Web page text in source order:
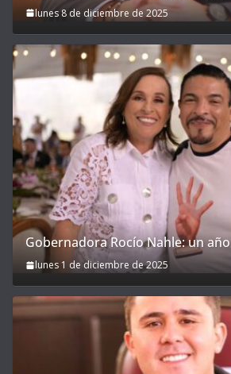
lunes 8 de diciembre de 2025
Gobernadora Rocío Nahle: un año
lunes 1 de diciembre de 2025